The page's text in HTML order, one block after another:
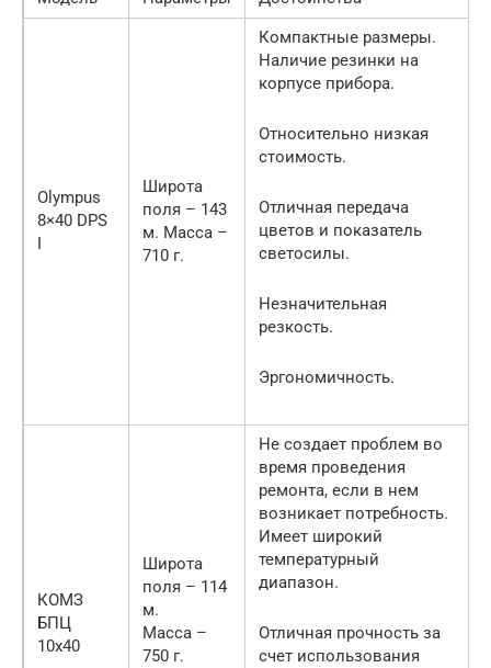
Olympus
8×40 DPS
I
Широта
поля – 143
м. Масса –
710 г.
Компактные размеры.
Наличие резинки на
корпусе прибора.
Относительно низкая
стоимость.
Отличная передача
цветов и показатель
светосилы.
Незначительная
резкость.
Эргономичность.
КОМЗ
БПЦ
10х40
Широта
поля – 114
м.
Масса –
750 г.
Не создает проблем во
время проведения
ремонта, если в нем
возникает потребность.
Имеет широкий
температурный
диапазон.
Отличная прочность за
счет использования